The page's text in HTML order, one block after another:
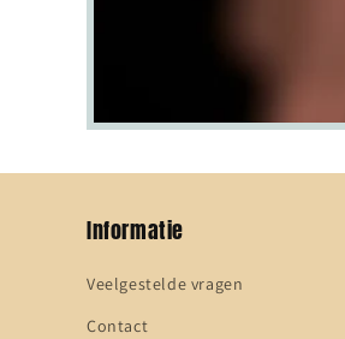
Informatie
Veelgestelde vragen
Contact